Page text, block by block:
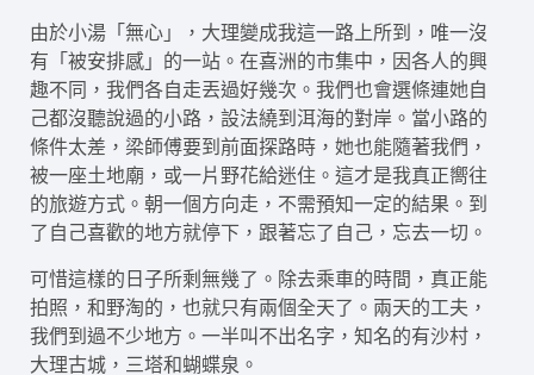
由於小湯「無心」，大理變成我這一路上所到，唯一沒
有「被安排感」的一站。在喜洲的市集中，因各人的興
趣不同，我們各自走丟過好幾次。我們也會選條連她自
己都沒聽說過的小路，設法繞到洱海的對岸。當小路的
條件太差，梁師傅要到前面探路時，她也能隨著我們，
被一座土地廟，或一片野花給迷住。這才是我真正嚮往
的旅遊方式。朝一個方向走，不需預知一定的結果。到
了自己喜歡的地方就停下，跟著忘了自己，忘去一切。
可惜這樣的日子所剩無幾了。除去乘車的時間，真正能
拍照，和野淘的，也就只有兩個全天了。兩天的工夫，
我們到過不少地方。一半叫不出名字，知名的有沙村，
大理古城，三塔和蝴蝶泉。